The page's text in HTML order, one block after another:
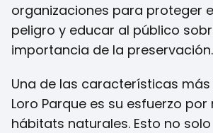
organizaciones para proteger
peligro y educar al público
importancia de la preservación.
Una de las características
Loro Parque es su esfuerzo por
hábitats naturales. Esto no